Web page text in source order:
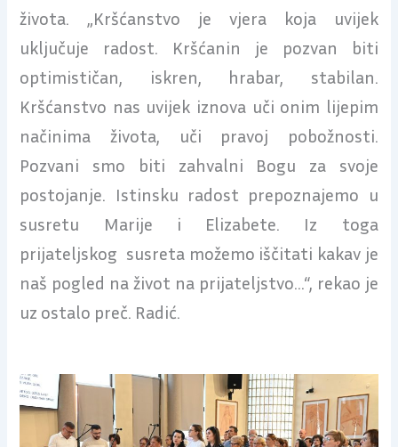
života. „Kršćanstvo je vjera koja uvijek
uključuje radost. Kršćanin je pozvan biti
optimističan, iskren, hrabar, stabilan.
Kršćanstvo nas uvijek iznova uči onim lijepim
načinima života, uči pravoj pobožnosti.
Pozvani smo biti zahvalni Bogu za svoje
postojanje. Istinsku radost prepoznajemo u
susretu Marije i Elizabete. Iz toga
prijateljskog susreta možemo iščitati kakav je
naš pogled na život na prijateljstvo…“, rekao je
uz ostalo preč. Radić.